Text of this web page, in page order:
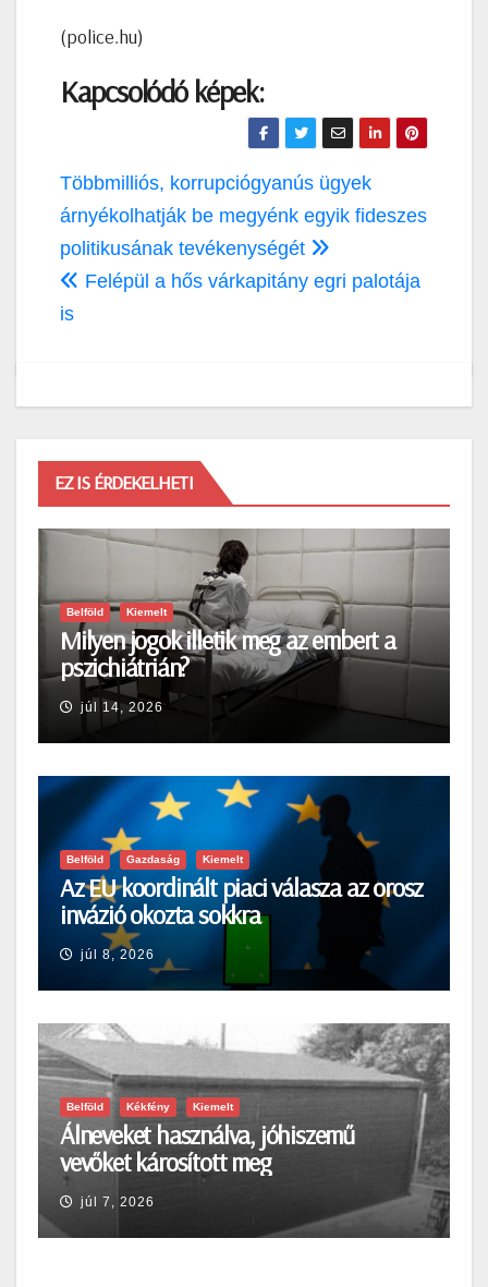
(police.hu)
Kapcsolódó képek:
Bejegyzés
navigáció
Többmilliós, korrupciógyanús ügyek
árnyékolhatják be megyénk egyik fideszes
politikusának tevékenységét
Felépül a hős várkapitány egri palotája
is
EZ IS ÉRDEKELHETI
Belföld Kiemelt
Milyen jogok illetik meg az embert a
pszichiátrián?
júl 14, 2026
Belföld Gazdaság Kiemelt
Az EU koordinált piaci válasza az orosz
invázió okozta sokkra
júl 8, 2026
Belföld Kékfény Kiemelt
Álneveket használva, jóhiszemű
vevőket károsított meg
júl 7, 2026